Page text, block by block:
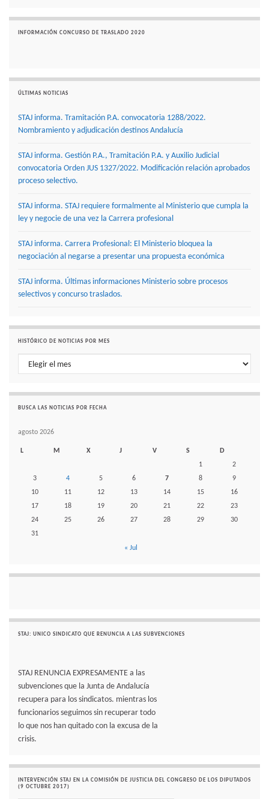
INFORMACIÓN CONCURSO DE TRASLADO 2020
ÚLTIMAS NOTICIAS
STAJ informa. Tramitación P.A. convocatoria 1288/2022.
Nombramiento y adjudicación destinos Andalucía
STAJ informa. Gestión P.A., Tramitación P.A. y Auxilio Judicial
convocatoria Orden JUS 1327/2022. Modificación relación aprobados
proceso selectivo.
STAJ informa. STAJ requiere formalmente al Ministerio que cumpla la
ley y negocie de una vez la Carrera profesional
STAJ informa. Carrera Profesional: El Ministerio bloquea la
negociación al negarse a presentar una propuesta económica
STAJ informa. Últimas informaciones Ministerio sobre procesos
selectivos y concurso traslados.
HISTÓRICO DE NOTICIAS POR MES
Histórico de noticias por mes
BUSCA LAS NOTICIAS POR FECHA
agosto 2026
L M X J V S
D
1
2
3
4 5 6 7 8
9
10
11 12 13 14 15
16
17
18 19 20 21 22
23
24
25 26 27 28 29
30
31
« Jul
STAJ: UNICO SINDICATO QUE RENUNCIA A LAS SUBVENCIONES
STAJ RENUNCIA EXPRESAMENTE a las
subvenciones que la Junta de Andalucía
recupera para los sindicatos. mientras los
funcionarios seguimos sin recuperar todo
lo que nos han quitado con la excusa de la
crisis.
INTERVENCIÓN STAJ EN LA COMISIÓN DE JUSTICIA DEL CONGRESO DE LOS DIPUTADOS
(9 OCTUBRE 2017)